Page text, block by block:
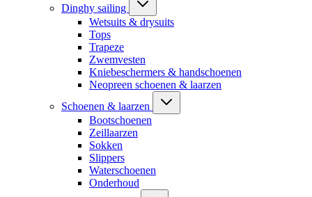
Dinghy sailing
Wetsuits & drysuits
Tops
Trapeze
Zwemvesten
Kniebeschermers & handschoenen
Neopreen schoenen & laarzen
Schoenen & laarzen
Bootschoenen
Zeillaarzen
Sokken
Slippers
Waterschoenen
Onderhoud